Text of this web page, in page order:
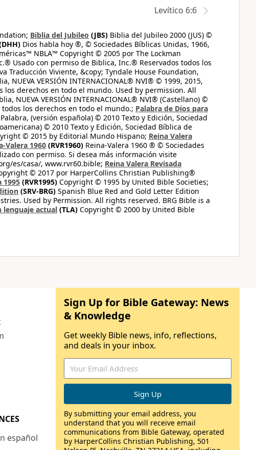
Levítico 6:6
Biblia del Jubileo (JBS) Biblia del Jubileo 2000 (JUS) ©
Dios habla hoy ®, © Sociedades Bíblicas Unidas, 1966,
NBLA™ Copyright © 2005 por The Lockman
Usado con permiso de Biblica, Inc.® Reservados todos los
Traducción Viviente, &copy; Tyndale House Foundation,
NUEVA VERSIÓN INTERNACIONAL® NVI® © 1999, 2015,
derechos en todo el mundo. Used by permission. All
NUEVA VERSIÓN INTERNACIONAL® NVI® (Castellano) ©
los derechos en todo el mundo.; Palabra de Dios para
Palabra, (versión española) © 2010 Texto y Edición, Sociedad
© 2010 Texto y Edición, Sociedad Bíblica de
© 2015 by Editorial Mundo Hispano; Reina Valera
Valera 1960 (RVR1960) Reina-Valera 1960 ® © Sociedades
con permiso. Si desea más información visite
es/casa/, www.rvr60.bible; Reina Valera Revisada
© 2017 por HarperCollins Christian Publishing®
1995 (RVR1995) Copyright © 1995 by United Bible Societies;
(SRV-BRG) Spanish Blue Red and Gold Letter Edition
Used by Permission. All rights reserved. BRG Bible is a
lenguaje actual (TLA) Copyright © 2000 by United Bible
español
Sign Up for Bible Gateway: News
& Knowledge
Get weekly Bible news, info, reflections,
and deals in your inbox.
By submitting your email address, you
understand that you will receive email
communications from Bible Gateway, operated
by HarperCollins Christian Publishing, 501